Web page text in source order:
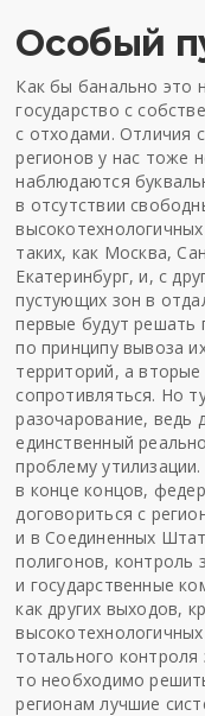
Особый
Как бы банально это
государство с
с отходами. Отличия
регионов у нас тоже
наблюдаются
в отсутствии
таких, как Москва,
Екатеринбург, и, с
пустующих зон в
первые будут решать
по принципу вывоза
территорий, а вторые
сопротивляться. Но
разочарование,
единственный
проблему
в конце концов,
договориться с
и в Соединенных
полигонов, контроль
и государственные
как других выходов,
тотального
то необходимо
регионам лучшие